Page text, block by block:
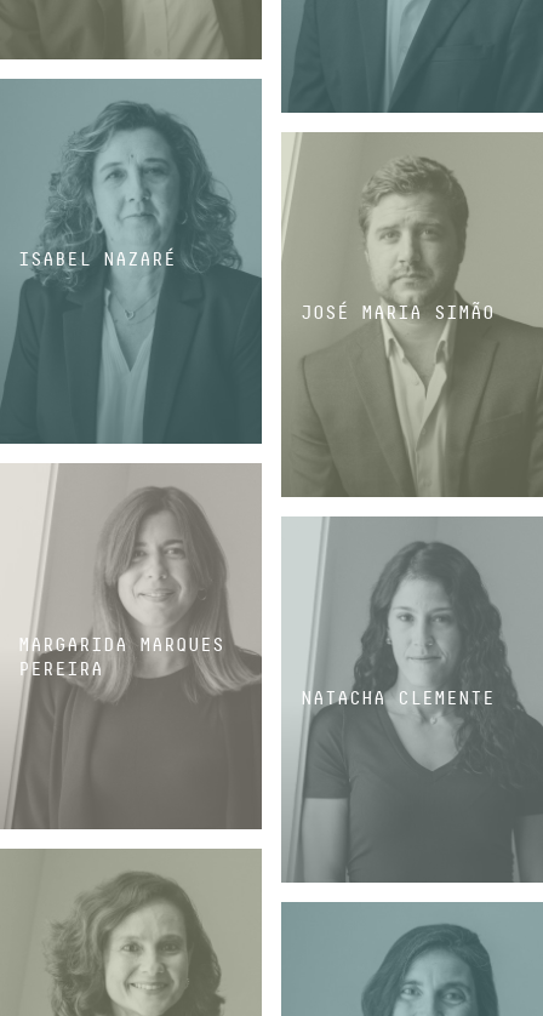
ASSOCIADO SÉNIOR
ASSOCIADO SÉNIOR
ISABEL NAZARÉ
ASSOCIADA SÉNIOR
JOSÉ MARIA SIMÃO
ASSOCIADO SÉNIOR
MARGARIDA MARQUES
PEREIRA
ASSOCIADA SÉNIOR
NATACHA CLEMENTE
ASSOCIADA SÉNIOR